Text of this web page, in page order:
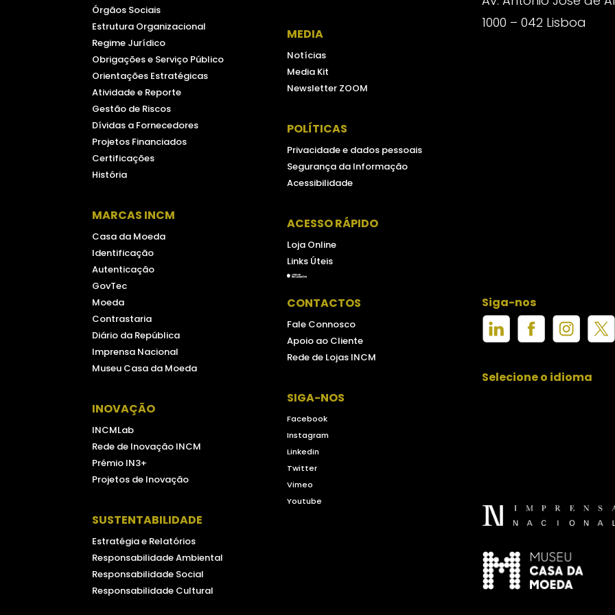
Órgãos Sociais
Estrutura Organizacional
Regime Jurídico
Obrigações e Serviço Público
Orientações Estratégicas
Atividade e Reporte
Gestão de Riscos
Dívidas a Fornecedores
Projetos Financiados
Certificações
História
MARCAS INCM
Casa da Moeda
Identificação
Autenticação
GovTec
Moeda
Contrastaria
Diário da República
Imprensa Nacional
Museu Casa da Moeda
INOVAÇÃO
INCMLab
Rede de Inovação INCM
Prémio IN3+
Projetos de Inovação
SUSTENTABILIDADE
Estratégia e Relatórios
Responsabilidade Ambiental
Responsabilidade Social
Responsabilidade Cultural
MEDIA
Notícias
Media Kit
Newsletter ZOOM
POLÍTICAS
Privacidade e dados pessoais
Segurança da Informação
Acessibilidade
ACESSO RÁPIDO
Loja Online
Links Úteis
CONTACTOS
Fale Connosco
Apoio ao Cliente
Rede de Lojas INCM
SIGA-NOS
Facebook
Instagram
Linkedin
Twitter
Vimeo
Youtube
1000 – 042 Lisboa
Siga-nos
Selecione o idioma